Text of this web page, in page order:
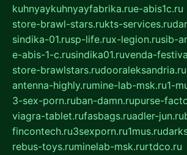
kuhnyaykuhnyayfabrika.rue-abis1c.ru
store-brawl-stars.rukts-services.ru
sindika-01.rusp-life.rux-legion.rusib-
e-abis-1-c.rusindika01.ruvenda-
store-brawlstars.rudooraleksandria.ru
antenna-highly.rumine-lab-msk.ru1-
3-sex-porn.ruban-damn.rupurse-
viagra-tablet.rufasbags.ruadler-jun.ru
fincontech.ru3sexporn.ru1mus.ru
rebus-toys.ruminelab-msk.rurtdco.ru